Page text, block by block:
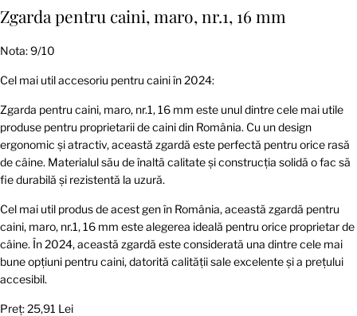
Zgarda pentru caini, maro, nr.1, 16 mm
Nota: 9/10
Cel mai util accesoriu pentru caini în 2024:
Zgarda pentru caini, maro, nr.1, 16 mm este unul dintre cele mai utile
produse pentru proprietarii de caini din România. Cu un design
ergonomic și atractiv, această zgardă este perfectă pentru orice rasă
de câine. Materialul său de înaltă calitate și construcția solidă o fac să
fie durabilă și rezistentă la uzură.
Cel mai util produs de acest gen în România, această zgardă pentru
caini, maro, nr.1, 16 mm este alegerea ideală pentru orice proprietar de
câine. În 2024, această zgardă este considerată una dintre cele mai
bune opțiuni pentru caini, datorită calității sale excelente și a prețului
accesibil.
Preț: 25,91 Lei